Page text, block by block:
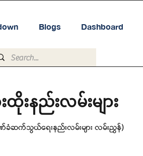
Blogs Dashboard
နည်းလမ်းများ
ခံဆက်သွယ်ရေးနည်းလမ်းများ လမ်းညွှန်)